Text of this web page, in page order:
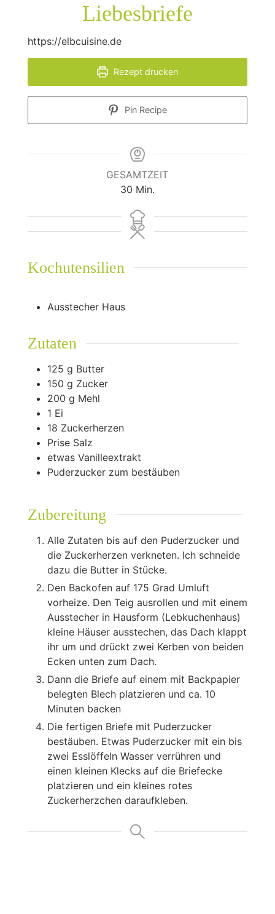
Liebesbriefe
https://elbcuisine.de
Rezept drucken
Pin Recipe
GESAMTZEIT
30Minuten
Min.
Kochutensilien
Ausstecher Haus
Zutaten
125 g Butter
150 g Zucker
200 g Mehl
1 Ei
18 Zuckerherzen
Prise Salz
etwas Vanilleextrakt
Puderzucker zum bestäuben
Zubereitung
Alle Zutaten bis auf den Puderzucker und
die Zuckerherzen verkneten. Ich schneide
dazu die Butter in Stücke.
Den Backofen auf 175 Grad Umluft
vorheize. Den Teig ausrollen und mit einem
Ausstecher in Hausform (Lebkuchenhaus)
kleine Häuser ausstechen, das Dach klappt
ihr um und drückt zwei Kerben von beiden
Ecken unten zum Dach.
Dann die Briefe auf einem mit Backpapier
belegten Blech platzieren und ca. 10
Minuten backen
Die fertigen Briefe mit Puderzucker
bestäuben. Etwas Puderzucker mit ein bis
zwei Esslöffeln Wasser verrühren und
einen kleinen Klecks auf die Briefecke
platzieren und ein kleines rotes
Zuckerherzchen daraufkleben.